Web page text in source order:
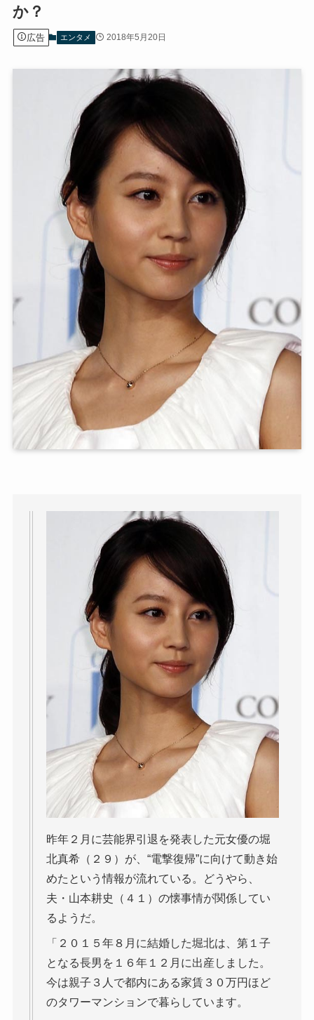
か？
広告 エンタメ 2018年5月20日
昨年２月に芸能界引退を発表した元女優の堀
北真希（２９）が、“電撃復帰”に向けて動き始
めたという情報が流れている。どうやら、
夫・山本耕史（４１）の懐事情が関係してい
るようだ。
「２０１５年８月に結婚した堀北は、第１子
となる長男を１６年１２月に出産しました。
今は親子３人で都内にある家賃３０万円ほど
のタワーマンションで暮らしています。